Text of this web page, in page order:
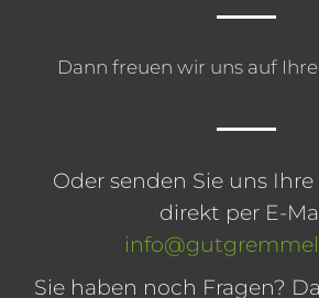
Dann freuen wir uns auf
Oder senden Sie uns
direkt per E-
Sie haben noch Fragen?